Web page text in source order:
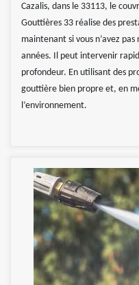
Cazalis, dans le 33113, le
Gouttières 33 réalise des
maintenant si vous n’avez
années. Il peut intervenir
profondeur. En utilisant des
gouttière bien propre et, en
l’environnement.